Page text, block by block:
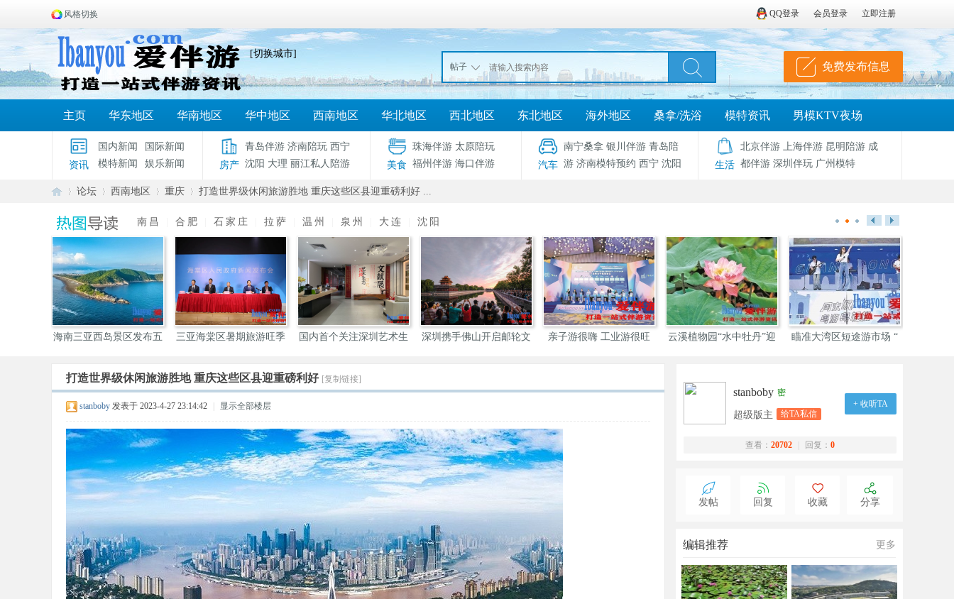
QQ登录 会员登录 立即注册
风格切换
[切换城市]
帖子 免费发布信息
主页 华东地区 华南地区 华中地区 西南地区 华北地区 西北地区 东北地区 海外地区 桑拿/洗浴 模特资讯 男模KTV夜场
资讯
国内新闻
国际新闻
模特新闻
娱乐新闻 房产
青岛伴游 济南陪玩 西宁
沈阳 大理 丽江私人陪游 美食
珠海伴游 太原陪玩
福州伴游 海口伴游 汽车
南宁桑拿 银川伴游 青岛陪
游 济南模特预约 西宁 沈阳 生活
北京伴游 上海伴游 昆明陪游 成
都伴游 深圳伴玩 广州模特
爱
伴
»
论坛
›
西南地区
›
重庆
›
打造世界级休闲旅游胜地 重庆这些区县迎重磅利好 ...
南昌 合肥 石家庄 拉萨 温州 泉州 大连 沈阳
海南三亚西岛景区发布五
三亚海棠区暑期旅游旺季
国内首个关注深圳艺术生
深圳携手佛山开启邮轮文
亲子游很嗨 工业游很旺
云溪植物园“水中牡丹”迎 瞄准大湾区短途游市场 “
打造世界级休闲旅游胜地 重庆这些区县迎重磅利好 [复制链接]
stanboby 发表于 2023-4-27 23:14:42 显示全部楼层
stanboby 密
超级版主 给TA私信
+ 收听TA
查看： 20702 回复： 0
发帖 回复 收藏 分享
编辑推荐 更多